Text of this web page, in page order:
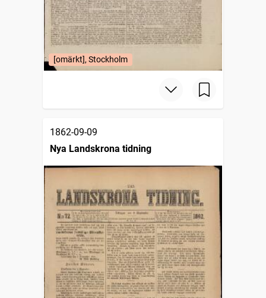
[omärkt], Stockholm
1862-09-09
Nya Landskrona tidning